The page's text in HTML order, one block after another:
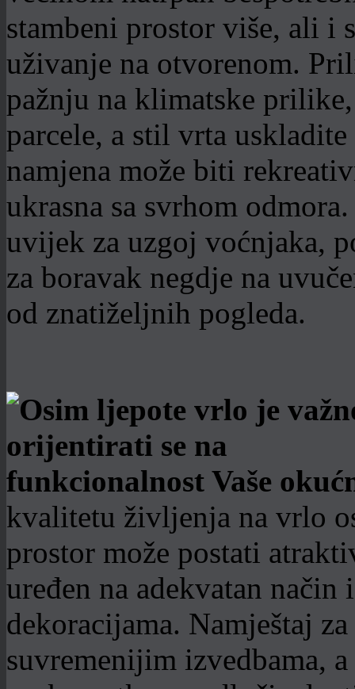
stambeni prostor više, ali i
uživanje na otvorenom.
pažnju na klimatske
parcele, a stil vrta
namjena može biti
ukrasna sa svrhom
uvijek za uzgoj voćnjaka,
za boravak negdje na
od znatiželjnih pogleda.
kvalitetu življenja na vrlo
prostor može postati
uređen na adekvatan način
dekoracijama. Namještaj
suvremenijim izvedbama,